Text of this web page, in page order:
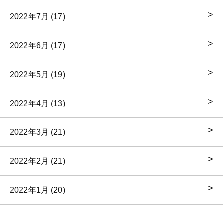
2022年7月 (17)
2022年6月 (17)
2022年5月 (19)
2022年4月 (13)
2022年3月 (21)
2022年2月 (21)
2022年1月 (20)